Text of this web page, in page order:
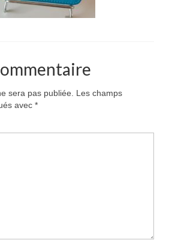
sera pas publiée.
Les champs
avec *